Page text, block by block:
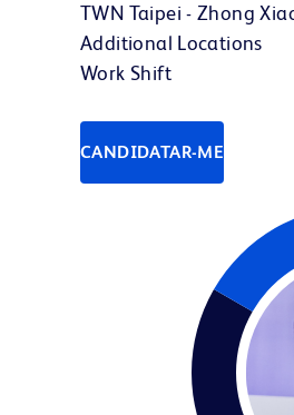
TWN Taipei - Zhong
Additional Locations
Work Shift
CANDIDATAR-ME